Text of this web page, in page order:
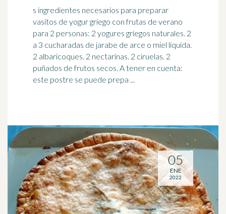
s ingredientes necesarios para preparar
vasitos de yogur griego con frutas de verano
para 2 personas: 2 yogures griegos naturales. 2
a 3 cucharadas de jarabe de arce o miel líquida.
2 albaricoques. 2 nectarinas. 2 ciruelas. 2
puñados de frutos secos. A tener en cuenta:
este postre se puede prepa ...
05
ENE
2022